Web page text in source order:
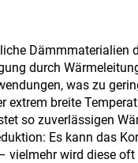
sowie
Dämmmaterialien
durch
was zu
breite
so zuverlässigen
Es kann das
wird diese oft